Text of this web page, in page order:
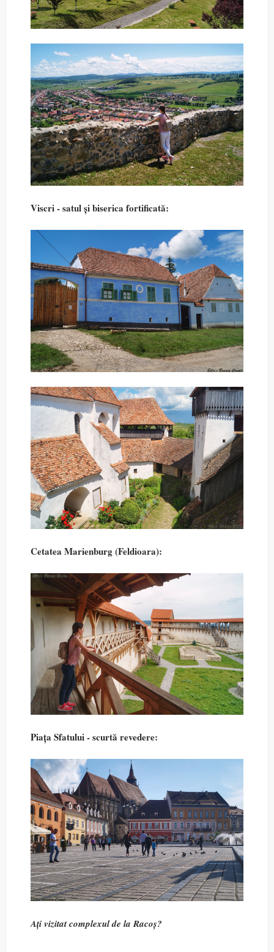
Viscri - satul și biserica fortificată:
Cetatea Marienburg (Feldioara):
Piața Sfatului - scurtă revedere:
Ați vizitat complexul de la Racoș?